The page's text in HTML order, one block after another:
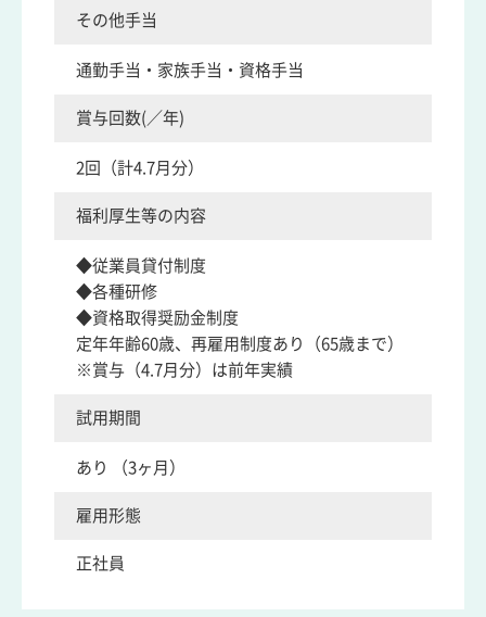
その他手当
通勤手当・家族手当・資格手当
賞与回数(／年)
2回（計4.7月分）
福利厚生等の内容
◆従業員貸付制度
◆各種研修
◆資格取得奨励金制度
定年年齢60歳、再雇用制度あり（65歳まで）
※賞与（4.7月分）は前年実績
試用期間
あり （3ヶ月）
雇用形態
正社員